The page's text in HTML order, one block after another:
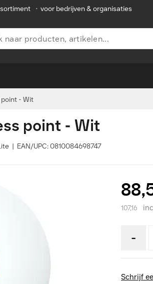
• voor bedrijven & organisaties
- Wit
point - Wit
| EAN/UPC: 0810084698747
107,16
-
Schrijf